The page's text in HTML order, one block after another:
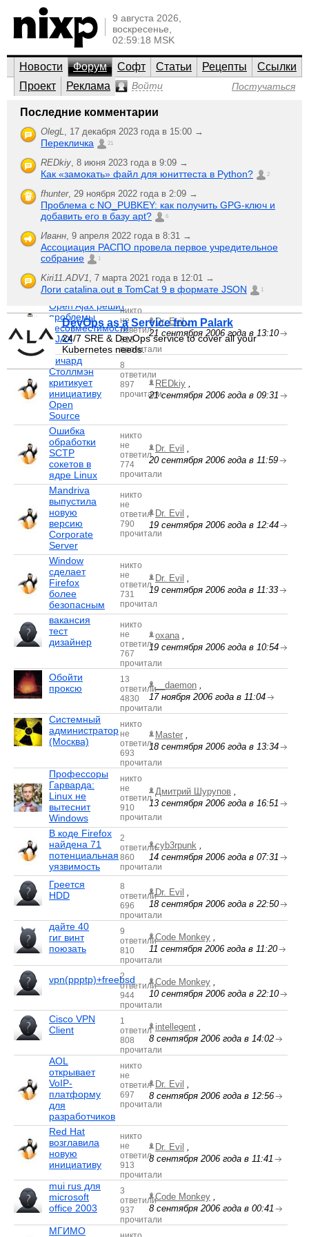
9 августа 2026,
воскресенье,
02:59:18 MSK
Новости Форум Софт Статьи Рецепты
Ссылки
Проект
Реклама Войти Постучаться
Общий по ИТ
Et cetera
Мероприятия (конференции, семинары, мастер-классы),
работа, новости, интернет и Web, безопасность.
Создать новую
тему
;-)
Проблема с
компом
3
ответили
648
прочитали
Zero_Scorpion
Помогите
найти
работу
ответил
1027
прочитали
21 сентября 2006 года в 15:19
Open Ajax решит
проблемы
несовместимости
AJAX
никто
не
ответил
813
прочитали
Dr. Evil,
21 сентября 2006 года в 13:10
Ричард
Столлмэн
критикует
инициативу
Open
Source
8
ответили
897
прочитали
REDkiy ,
21 сентября 2006 года в 09:31
Ошибка
обработки
SCTP
сокетов в
ядре Linux
никто
не
ответил
774
прочитали
Dr. Evil ,
20 сентября 2006 года в 11:59
Mandriva
выпустила
новую
версию
Corporate
Server
никто
не
ответил
790
прочитали
Dr. Evil ,
19 сентября 2006 года в 12:44
Window
сделает
Firefox
более
безопасным
никто
не
ответил
731
прочитал
Dr. Evil ,
19 сентября 2006 года в 11:33
вакансия
тест
дизайнер
никто
не
ответил
767
прочитали
oxana,
19 сентября 2006 года в 10:54
Обойти
проксю
13
ответили
4830
прочитали
__daemon ,
17 ноября 2006 года в 11:04
Системный
администратор
(Москва)
никто
не
ответил
693
прочитали
Master ,
18 сентября 2006 года в 13:34
Профессоры
Гарварда:
Linux не
вытеснит
Windows
никто
не
ответил
910
прочитали
Дмитрий Шурупов ,
13 сентября 2006 года в 16:51
В коде Firefox
найдена 71
потенциальная
уязвимость
2
ответили
860
прочитали
cyb3rpunk ,
14 сентября 2006 года в 07:31
Греется
HDD
8
ответили
696
прочитали
Dr. Evil ,
18 сентября 2006 года в 22:50
дайте 40
гиг винт
поюзать
9
ответили
810
прочитали
Code Monkey ,
11 сентября 2006 года в 11:20
vpn(ppptp)+freebsd
2
ответили
944
прочитали
Code Monkey ,
10 сентября 2006 года в 22:10
Cisco VPN
Client
1
ответил
808
прочитали
intellegent ,
8 сентября 2006 года в 14:02
AOL
открывает
VoIP-
платформу
для
разработчиков
никто
не
ответил
697
прочитали
Dr. Evil ,
8 сентября 2006 года в 12:56
Red Hat
возглавила
новую
инициативу
никто
не
ответил
913
прочитали
Dr. Evil ,
8 сентября 2006 года в 11:41
mui rus для
microsoft
office 2003
3
ответили
937
прочитали
Code Monkey ,
8 сентября 2006 года в 00:41
МГИМО
Последние комментарии
OlegL, 17 декабря 2023 года в 15:00 →
Перекличка 21
REDkiy, 8 июня 2023 года в 9:09 →
Как «замокать» файл для юниттеста в Python? 2
fhunter, 29 ноября 2022 года в 2:09 →
Проблема с NO_PUBKEY: как получить GPG-ключ и
добавить его в базу apt?
6
Иванн, 9 апреля 2022 года в 8:31 →
Ассоциация РАСПО провела первое учредительное
собрание
1
Kiri11.ADV1, 7 марта 2021 года в 12:01 →
Логи catalina.out в TomCat 9 в формате JSON 1
DevOps as a Service from Palark
24/7 SRE & DevOps service to cover all your
Kubernetes needs.